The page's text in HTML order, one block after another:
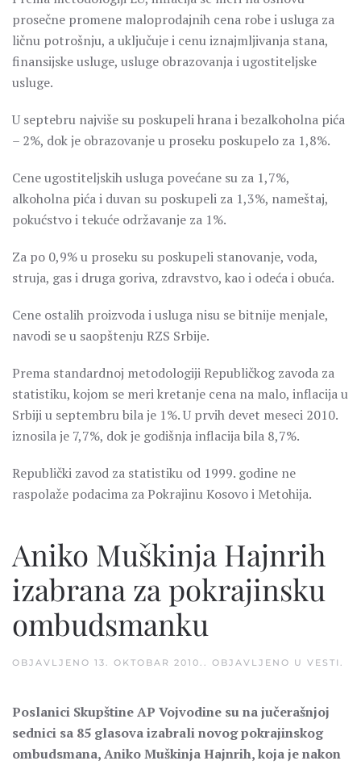
prosečne promene maloprodajnih cena robe i usluga za
ličnu potrošnju, a uključuje i cenu iznajmljivanja stana,
finansijske usluge, usluge obrazovanja i ugostiteljske
usluge.
U septebru najviše su poskupeli hrana i bezalkoholna pića
– 2%, dok je obrazovanje u proseku poskupelo za 1,8%.
Cene ugostiteljskih usluga povećane su za 1,7%,
alkoholna pića i duvan su poskupeli za 1,3%, nameštaj,
pokućstvo i tekuće održavanje za 1%.
Za po 0,9% u proseku su poskupeli stanovanje, voda,
struja, gas i druga goriva, zdravstvo, kao i odeća i obuća.
Cene ostalih proizvoda i usluga nisu se bitnije menjale,
navodi se u saopštenju RZS Srbije.
Prema standardnoj metodologiji Republičkog zavoda za
statistiku, kojom se meri kretanje cena na malo, inflacija u
Srbiji u septembru bila je 1%. U prvih devet meseci 2010.
iznosila je 7,7%, dok je godišnja inflacija bila 8,7%.
Republički zavod za statistiku od 1999. godine ne
raspolaže podacima za Pokrajinu Kosovo i Metohija.
Aniko Muškinja Hajnrih
izabrana za pokrajinsku
ombudsmanku
OBJAVLJENO 13. OKTOBAR 2010. . OBJAVLJENO U VESTI .
Poslanici Skupštine AP Vojvodine su na jučerašnjoj
sednici sa 85 glasova izabrali novog pokrajinskog
ombudsmana, Aniko Muškinja Hajnrih, koja je nakon